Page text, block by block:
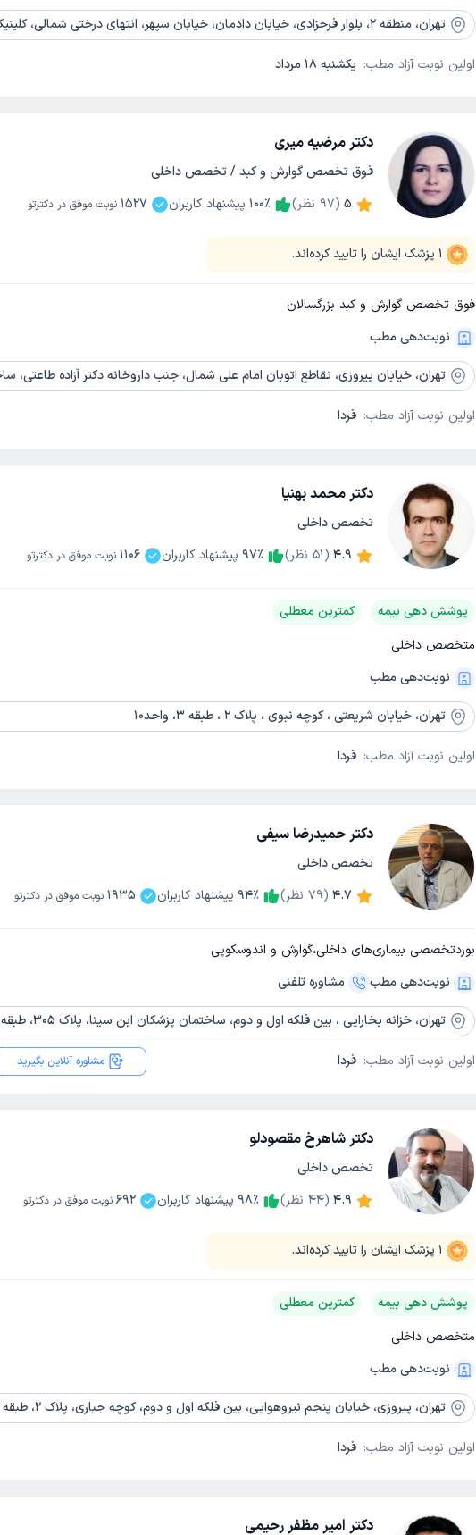
تهران، منطقه 2، بلوار فرحزادی، خیابان دادمان، خیابان سپهر، انتهای درختی شمالی، کلینیک تابان، پلاک 100
اولین نوبت آزاد مطب: یکشنبه 18 مرداد
دکتر مرضیه میری
فوق تخصص گوارش و کبد / تخصص داخلی
5
(
97 نظر) 100٪ پیشنهاد کاربران 1527 نوبت موفق در دکترتو
1 پزشک ایشان را تایید کرده‌اند.
فوق تخصص گوارش و کبد بزرگسالان
نوبت‌دهی مطب
تهران، خیابان پیروزی، تقاطع اتوبان امام علی شمال، جنب داروخانه دکتر آزاده طاعتی، ساختمان
اولین نوبت آزاد مطب: فردا
دکتر محمد بهنیا
تخصص داخلی
4.9
(
51 نظر) 97٪ پیشنهاد کاربران 1106 نوبت موفق در دکترتو
پوشش دهی بیمه
کمترین معطلی
متخصص داخلی
نوبت‌دهی مطب
تهران، خیابان شریعتی ، کوچه نبوی ، پلاک 2 ، طبقه 3، واحد10
اولین نوبت آزاد مطب: فردا
دکتر حمیدرضا سیفی
تخصص داخلی
4.7
(
79 نظر) 94٪ پیشنهاد کاربران 1935 نوبت موفق در دکترتو
بوردتخصصی بیماری‌های داخلی،گوارش و اندوسکوپی
نوبت‌دهی مطب
مشاوره‌ تلفنی
تهران، خزانه بخارایی ، بین فلکه اول و دوم‌، ساختمان پزشکان ابن سینا، پلاک 305، طبقه اول
اولین نوبت آزاد مطب: فردا مشاوره آنلاین بگیرید
دکتر شاهرخ مقصودلو
تخصص داخلی
4.9
(
44 نظر) 98٪ پیشنهاد کاربران 692 نوبت موفق در دکترتو
1 پزشک ایشان را تایید کرده‌اند.
پوشش دهی بیمه
کمترین معطلی
متخصص داخلی
نوبت‌دهی مطب
تهران، پیروزی، خیابان پنجم نیروهوایی، بین فلکه اول و دوم، کوچه جباری، پلاک 2، طبقه 2
اولین نوبت آزاد مطب: فردا
دکتر امیر مظفر رحیمی